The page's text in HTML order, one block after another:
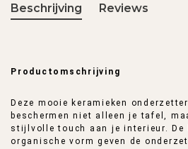
Beschrijving Reviews
Productomschrijving
Deze mooie keramieken
beschermen niet alleen je tafel,
stijlvolle touch aan je interieur. De
organische vorm geven de